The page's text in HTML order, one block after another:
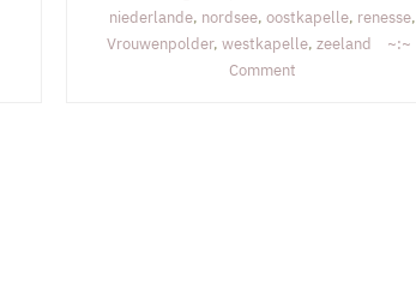
niederlande, nordsee, oostkapelle, renesse,
Vrouwenpolder, westkapelle, zeeland
Comment